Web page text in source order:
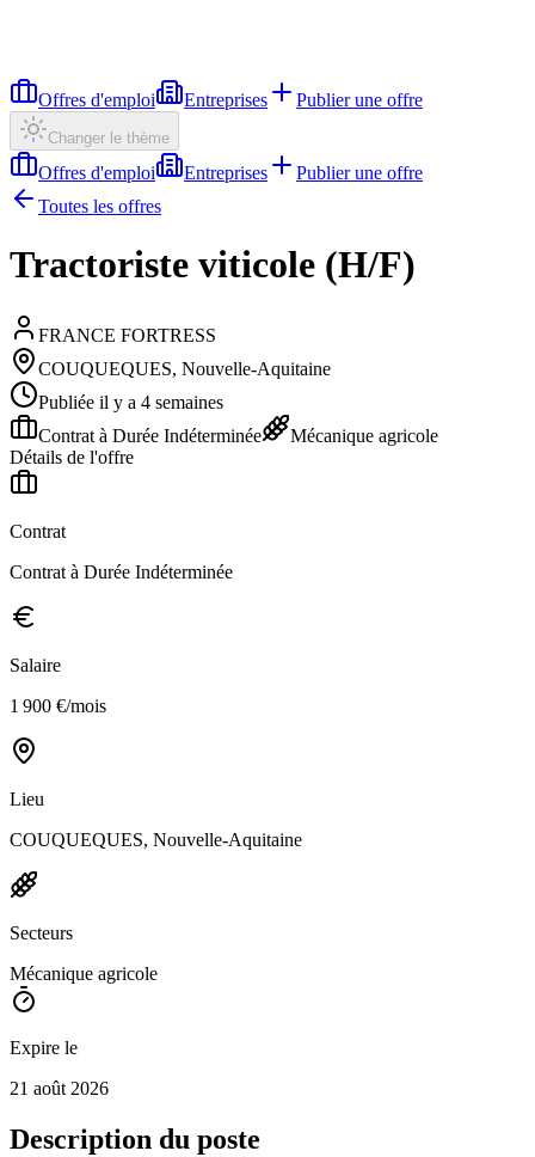
Offres d'emploi Entreprises Publier une offre
Changer le thème
Offres d'emploi Entreprises
Publier une offre
Toutes les offres
Tractoriste viticole (H/F)
FRANCE FORTRESS
COUQUEQUES, Nouvelle-Aquitaine
Publiée il y a 4 semaines
Contrat à Durée Indéterminée
Mécanique agricole
Détails de l'offre
Contrat
Contrat à Durée Indéterminée
Salaire
1 900 €/mois
Lieu
COUQUEQUES, Nouvelle-Aquitaine
Secteurs
Mécanique agricole
Expire le
21 août 2026
Description du poste